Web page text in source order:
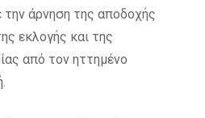
άρνηση της αποδοχής
εκλογής και της
από τον ηττημένο